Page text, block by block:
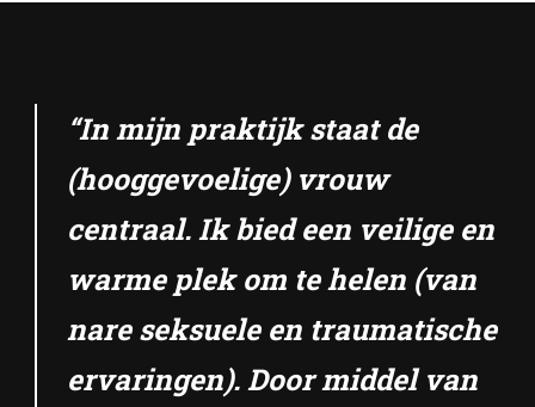
“In mijn praktijk staat de
(hooggevoelige) vrouw
centraal. Ik bied een veilige en
warme plek om te helen (van
nare seksuele en traumatische
ervaringen). Door middel van